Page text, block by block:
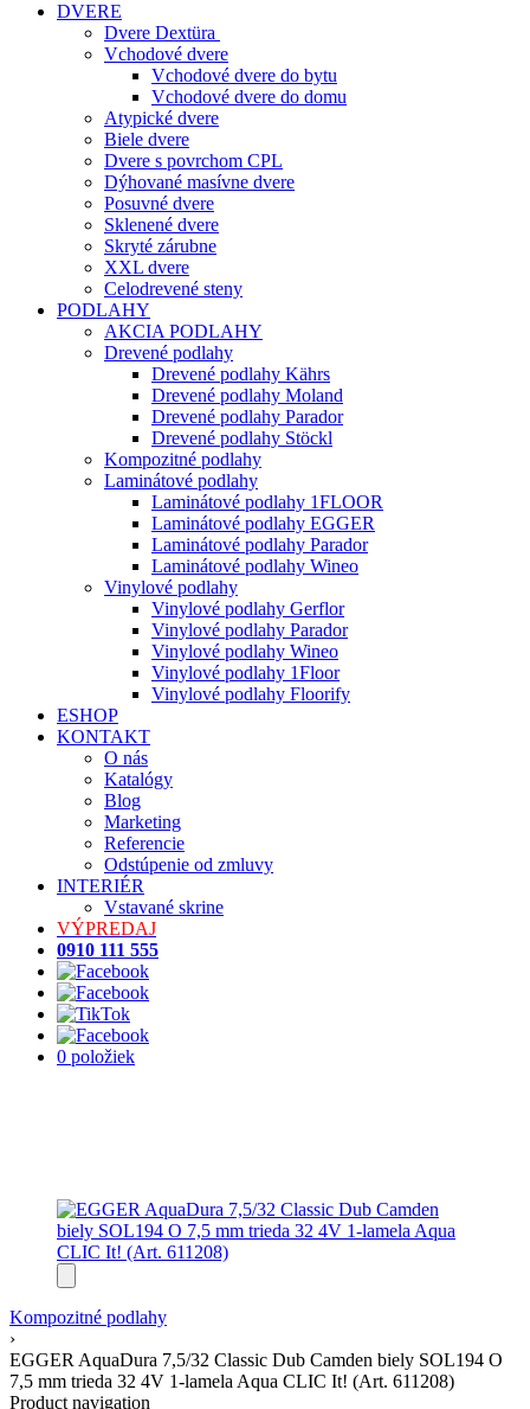
DVERE
Dvere Dextüra
Vchodové dvere
Vchodové dvere do bytu
Vchodové dvere do domu
Atypické dvere
Biele dvere
Dvere s povrchom CPL
Dýhované masívne dvere
Posuvné dvere
Sklenené dvere
Skryté zárubne
XXL dvere
Celodrevené steny
PODLAHY
AKCIA PODLAHY
Drevené podlahy
Drevené podlahy Kährs
Drevené podlahy Moland
Drevené podlahy Parador
Drevené podlahy Stöckl
Kompozitné podlahy
Laminátové podlahy
Laminátové podlahy 1FLOOR
Laminátové podlahy EGGER
Laminátové podlahy Parador
Laminátové podlahy Wineo
Vinylové podlahy
Vinylové podlahy Gerflor
Vinylové podlahy Parador
Vinylové podlahy Wineo
Vinylové podlahy 1Floor
Vinylové podlahy Floorify
ESHOP
KONTAKT
O nás
Katalógy
Blog
Marketing
Referencie
Odstúpenie od zmluvy
INTERIÉR
Vstavané skrine
VÝPREDAJ
0910 111 555
0 položiek
Kompozitné podlahy
›
EGGER AquaDura 7,5/32 Classic Dub Camden biely SOL194 O
7,5 mm trieda 32 4V 1-lamela Aqua CLIC It! (Art. 611208)
Product navigation